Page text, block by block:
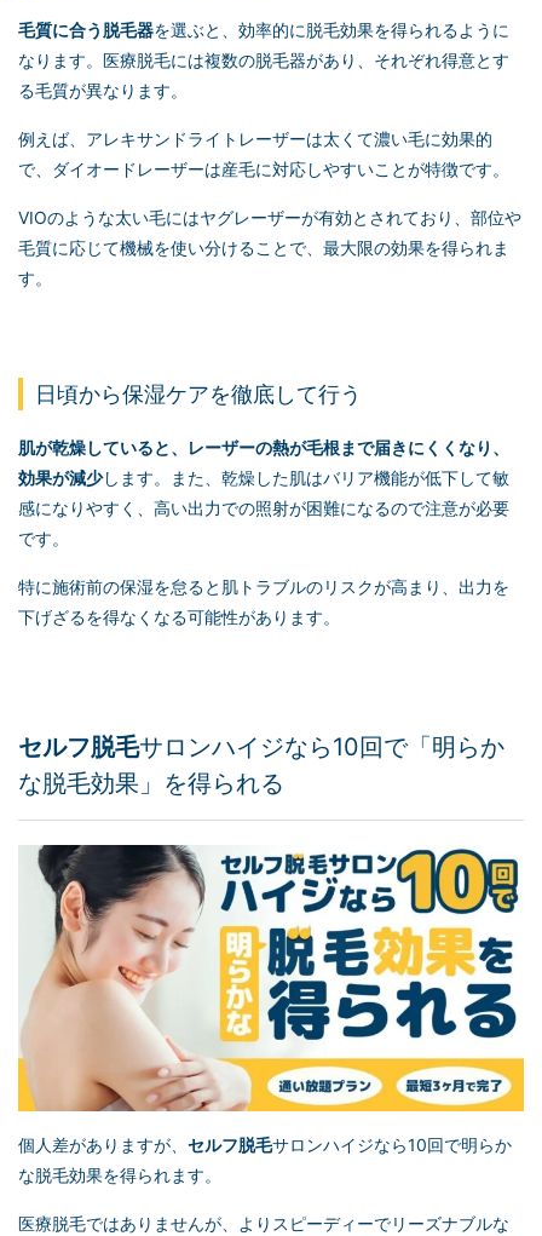
毛質に合う脱毛器を選ぶと、効率的に脱毛効果を得られるように
なります。医療脱毛には複数の脱毛器があり、それぞれ得意とす
る毛質が異なります。
例えば、アレキサンドライトレーザーは太くて濃い毛に効果的
で、ダイオードレーザーは産毛に対応しやすいことが特徴です。
VIOのような太い毛にはヤグレーザーが有効とされており、部位や
毛質に応じて機械を使い分けることで、最大限の効果を得られま
す。
日頃から保湿ケアを徹底して行う
肌が乾燥していると、レーザーの熱が毛根まで届きにくくなり、
効果が減少します。また、乾燥した肌はバリア機能が低下して敏
感になりやすく、高い出力での照射が困難になるので注意が必要
です。
特に施術前の保湿を怠ると肌トラブルのリスクが高まり、出力を
下げざるを得なくなる可能性があります。
セルフ脱毛サロンハイジなら10回で「明らか
な脱毛効果」を得られる
個人差がありますが、 セルフ脱毛サロンハイジなら10回で明らか
な脱毛効果を得られます。
医療脱毛ではありませんが、よりスピーディーでリーズナブルな